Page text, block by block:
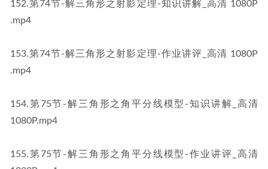
​152​.第74节-解三角形之射影定理-知识讲解_高清 1080P​​
.mp4
​153​.第74节-解三角形之射影定理-作业讲评_高清 1080P​​
.mp4
​154​.第75节-解三角形之角平分线模型-知识讲解_高清
1080P​​.mp4
​155​.第75节-解三角形之角平分线模型-作业讲评_高清